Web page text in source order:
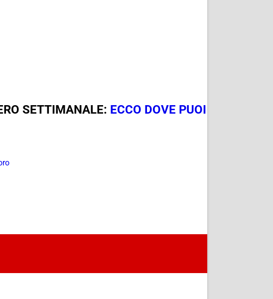
SETTIMANALE: ECCO DOVE PUOI